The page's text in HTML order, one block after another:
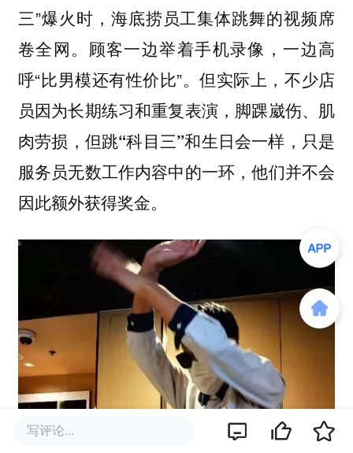
三”爆火时，海底捞员工集体跳舞的视频席
卷全网。顾客一边举着手机录像，一边高
呼“比男模还有性价比”。但实际上，不少店
员因为长期练习和重复表演，脚踝崴伤、肌
肉劳损，但跳“科目三”和生日会一样，只是
服务员无数工作内容中的一环，他们并不会
因此额外获得奖金。
写评论...